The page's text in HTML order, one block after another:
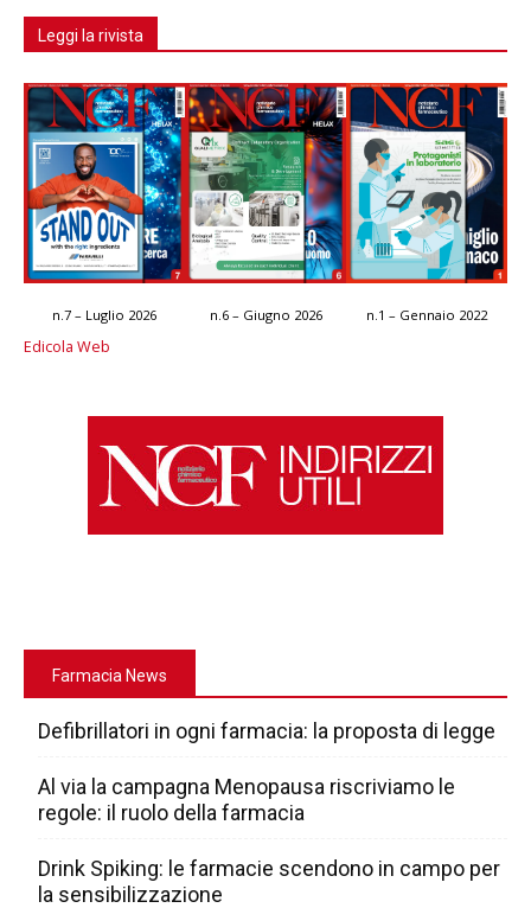
Leggi la rivista
n.7 – Luglio 2026 n.6 – Giugno 2026 n.1 – Gennaio 2022
Edicola Web
Farmacia News
Defibrillatori in ogni farmacia: la proposta di legge
Al via la campagna Menopausa riscriviamo le
regole: il ruolo della farmacia
Drink Spiking: le farmacie scendono in campo per
la sensibilizzazione